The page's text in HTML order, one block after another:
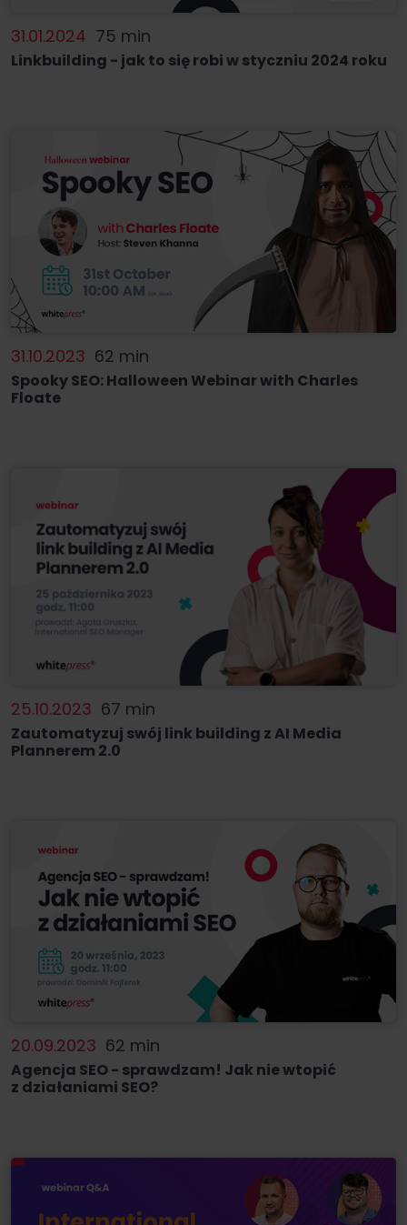
31.01.2024 75 min
Linkbuilding - jak to się robi w styczniu 2024 roku
31.10.2023 62 min
Spooky SEO: Halloween Webinar with Charles
Floate
25.10.2023 67 min
Zautomatyzuj swój link building z AI Media
Plannerem 2.0
20.09.2023 62 min
Agencja SEO - sprawdzam! Jak nie wtopić
z działaniami SEO?